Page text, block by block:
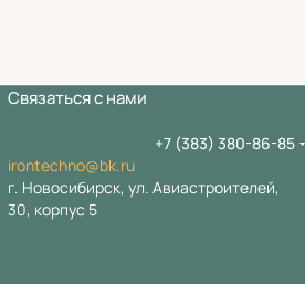
Связаться с нами
+7 (383) 380-86-85
irontechno@bk.ru
г. Новосибирск, ул. Авиастроителей,
30, корпус 5